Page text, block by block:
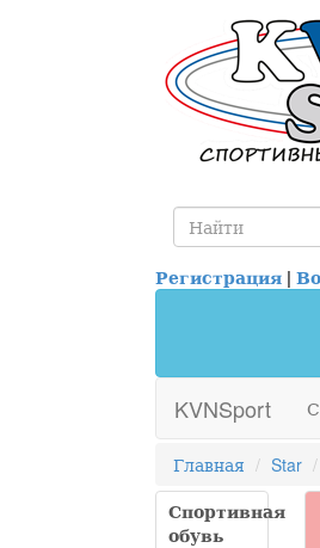
Регистрация |
KVNSport
Главная Star
Спортивная
обувь